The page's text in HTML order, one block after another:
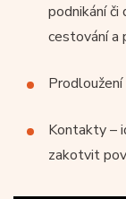
podnikání
cestování a
Kontakty –
zakotvit